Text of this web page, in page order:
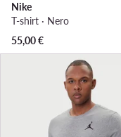
Nike
T-shirt · Nero
55,00€